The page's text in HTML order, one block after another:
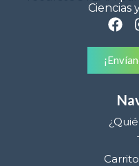
Ciencias